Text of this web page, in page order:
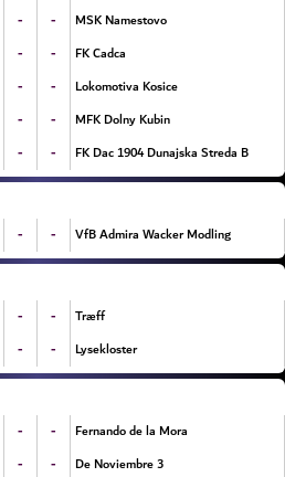
- -
MSK Namestovo
- -
FK Cadca
- -
Lokomotiva Kosice
- -
MFK Dolny Kubin
- - FK Dac 1904 Dunajska Streda B
- - VfB Admira Wacker Modling
- -
Træff
- - Lysekloster
- -
Fernando de la Mora
- - 3 De Noviembre